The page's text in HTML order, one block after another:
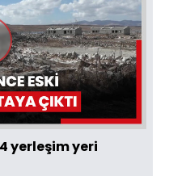
yerleşim yeri